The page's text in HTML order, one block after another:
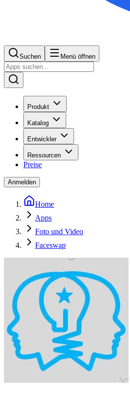
Suchen Menü öffnen
Produkt
Katalog
Entwickler
Ressourcen
Preise
Anmelden
Home
Apps
Foto und Video
Faceswap